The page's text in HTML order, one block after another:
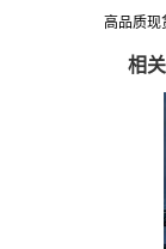
高品质现
相关